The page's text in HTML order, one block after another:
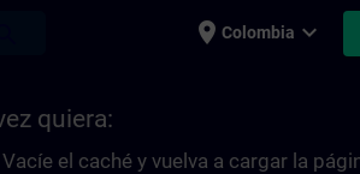
place Colombia expand_more
quiera:
Vacíe el caché y vuelva a cargar la